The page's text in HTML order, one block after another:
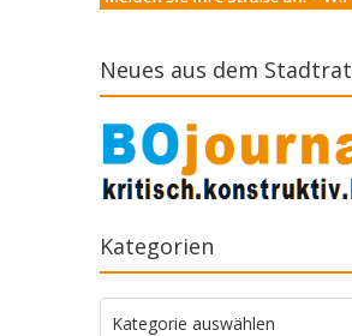
Neues aus dem Stadtrat
Kategorien
Kategorien
Kategorie auswählen